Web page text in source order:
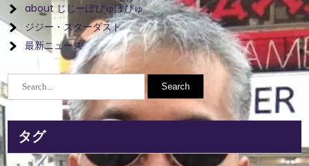
about じじーぽぴゅぽぴゅ
ジジー・スターダスト
最新ニュース
タグ